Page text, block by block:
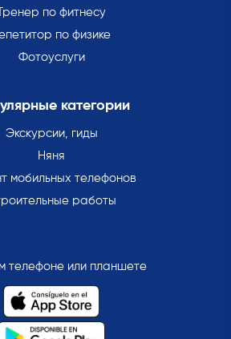
Тренер по фитнесу
по физике
Фотоуслуги
категории
Экскурсии, гиды
Няня
мобильных телефонов
работы
телефоне или планшете